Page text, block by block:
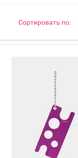
Сортировать по: